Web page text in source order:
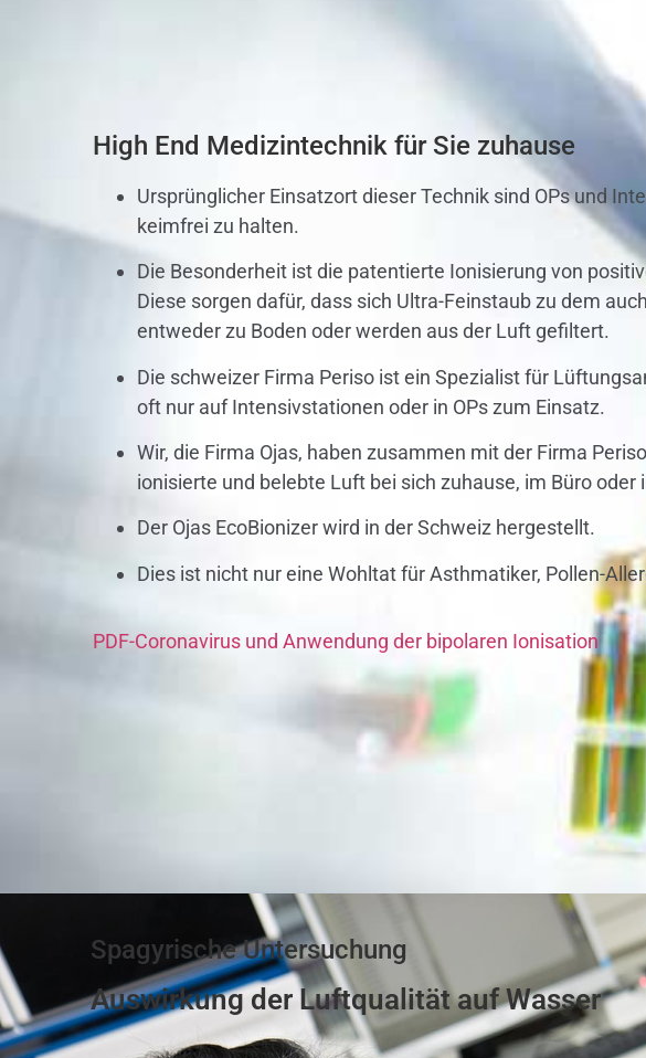
High End Medizintechnik für Sie zuhause
Ursprünglicher Einsatzort dieser Technik sind OPs und
keimfrei zu halten.
Die Besonderheit ist die patentierte Ionisierung von
Diese sorgen dafür, dass sich Ultra-Feinstaub zu dem
entweder zu Boden oder werden aus der Luft gefiltert.
Die schweizer Firma Periso ist ein Spezialist für
oft nur auf Intensivstationen oder in OPs zum Einsatz.
Wir, die Firma Ojas, haben zusammen mit der Firma
ionisierte und belebte Luft bei sich zuhause, im Büro
Der Ojas EcoBionizer wird in der Schweiz hergestellt.
Dies ist nicht nur eine Wohltat für Asthmatiker, Pollen-
PDF-Coronavirus und Anwendung der bipolaren Ionisation
Spagyrische Untersuchung
Auswirkung der Luftqualität auf Wasser